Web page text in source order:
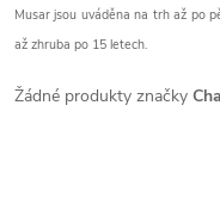
Musar jsou uváděna na trh až po
až zhruba po 15 letech.
Žádné produkty značky